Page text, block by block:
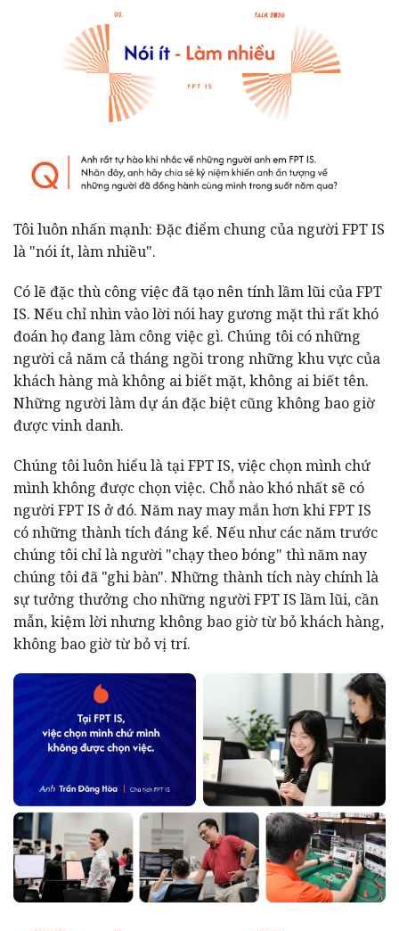
Tôi luôn nhấn mạnh: Đặc điểm chung của người FPT IS
là "nói ít, làm nhiều".
Có lẽ đặc thù công việc đã tạo nên tính lầm lũi của FPT
IS. Nếu chỉ nhìn vào lời nói hay gương mặt thì rất khó
đoán họ đang làm công việc gì. Chúng tôi có những
người cả năm cả tháng ngồi trong những khu vực của
khách hàng mà không ai biết mặt, không ai biết tên.
Những người làm dự án đặc biệt cũng không bao giờ
được vinh danh.
Chúng tôi luôn hiểu là tại FPT IS, việc chọn mình chứ
mình không được chọn việc. Chỗ nào khó nhất sẽ có
người FPT IS ở đó. Năm nay may mắn hơn khi FPT IS
có những thành tích đáng kể. Nếu như các năm trước
chúng tôi chỉ là người "chạy theo bóng" thì năm nay
chúng tôi đã "ghi bàn". Những thành tích này chính là
sự tưởng thưởng cho những người FPT IS lầm lũi, cần
mẫn, kiệm lời nhưng không bao giờ từ bỏ khách hàng,
không bao giờ từ bỏ vị trí.